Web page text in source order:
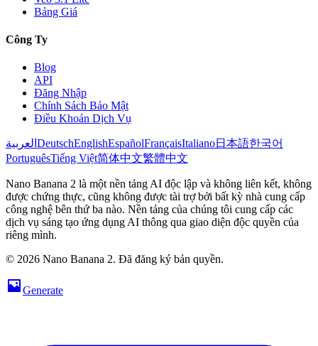
Bảng Giá
Công Ty
Blog
API
Đăng Nhập
Chính Sách Bảo Mật
Điều Khoản Dịch Vụ
العربية DeutschEnglishEspañolFrançaisItaliano日本語한국어
PortuguêsTiếng Việt简体中文繁體中文
Nano Banana 2 là một nền tảng AI độc lập và không liên kết, không
được chứng thực, cũng không được tài trợ bởi bất kỳ nhà cung cấp
công nghệ bên thứ ba nào. Nền tảng của chúng tôi cung cấp các
dịch vụ sáng tạo ứng dụng AI thông qua giao diện độc quyền của
riêng mình.
© 2026 Nano Banana 2. Đã đăng ký bản quyền.
Generate